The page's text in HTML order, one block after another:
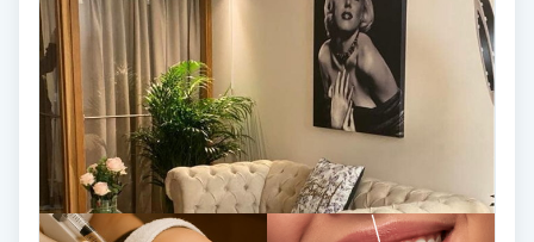
Permanent hårborttagning
Permanent ögonbrynsmakeup
Personal shopper